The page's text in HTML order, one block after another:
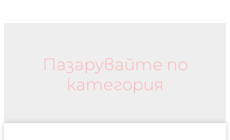
Пазарувайте по
категория